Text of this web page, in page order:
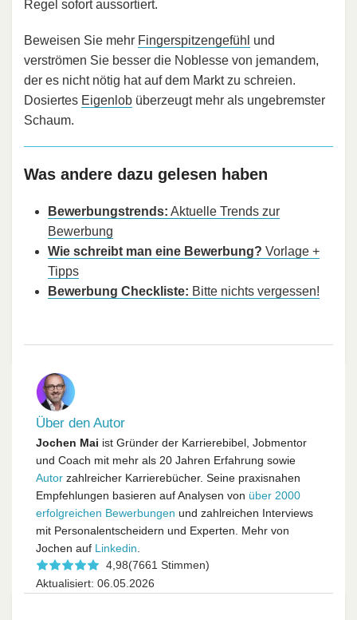
Regel sofort aussortiert.
Beweisen Sie mehr Fingerspitzengefühl und
verströmen Sie besser die Noblesse von jemandem,
der es nicht nötig hat auf dem Markt zu schreien.
Dosiertes Eigenlob überzeugt mehr als ungebremster
Schaum.
Was andere dazu gelesen haben
Bewerbungstrends: Aktuelle Trends zur
Bewerbung
Wie schreibt man eine Bewerbung? Vorlage +
Tipps
Bewerbung Checkliste: Bitte nichts vergessen!
Über den Autor
Jochen Mai ist Gründer der Karrierebibel, Jobmentor
und Coach mit mehr als 20 Jahren Erfahrung sowie
Autor zahlreicher Karrierebücher. Seine praxisnahen
Empfehlungen basieren auf Analysen von über 2000
erfolgreichen Bewerbungen und zahlreichen Interviews
mit Personalentscheidern und Experten. Mehr von
Jochen auf Linkedin.
4,98(7661 Stimmen)
Aktualisiert: 06.05.2026